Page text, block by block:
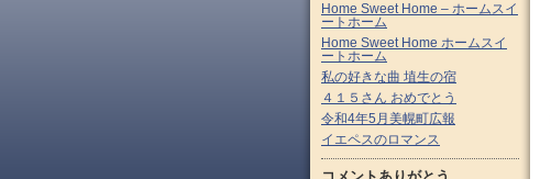
Home Sweet Home – ホームスイ
ートホーム
Home Sweet Home ホームスイ
ートホーム
私の好きな曲 埴生の宿
４１５さん おめでとう
令和4年5月美幌町広報
イエペスのロマンス